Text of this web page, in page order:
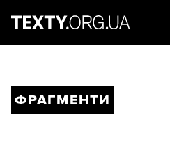
ФРАГМЕНТИ